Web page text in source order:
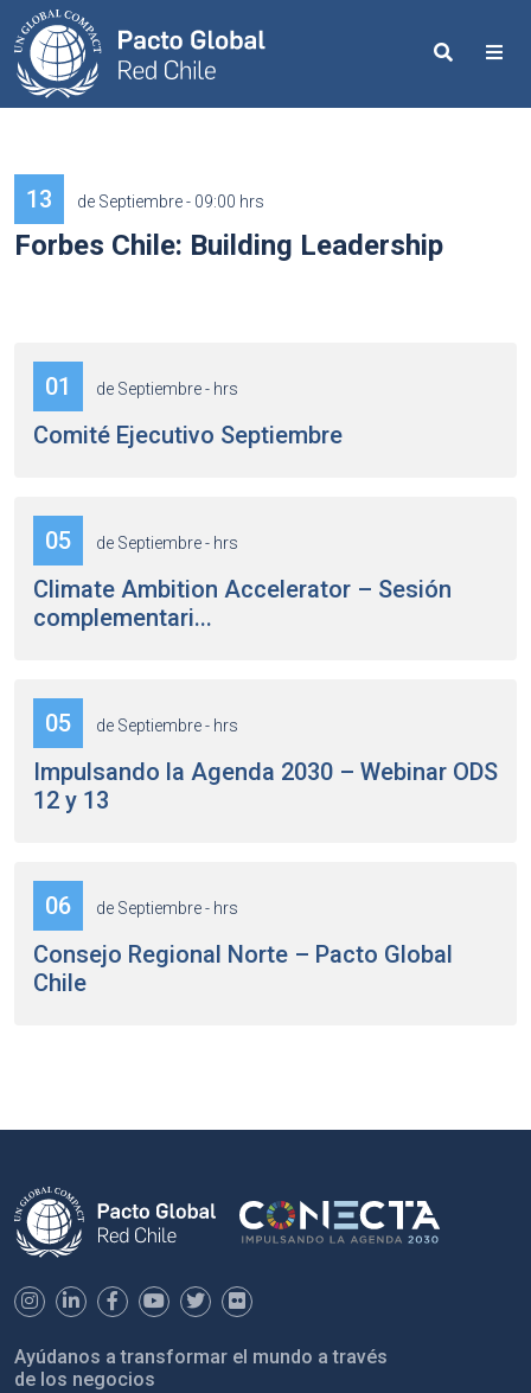
Search
13 de Septiembre - 09:00 hrs
Forbes Chile: Building Leadership
01 de Septiembre - hrs
Comité Ejecutivo Septiembre
05 de Septiembre - hrs
Climate Ambition Accelerator – Sesión
complementari...
05 de Septiembre - hrs
Impulsando la Agenda 2030 – Webinar ODS
12 y 13
06 de Septiembre - hrs
Consejo Regional Norte – Pacto Global
Chile
Ayúdanos a transformar el mundo a través
de los negocios